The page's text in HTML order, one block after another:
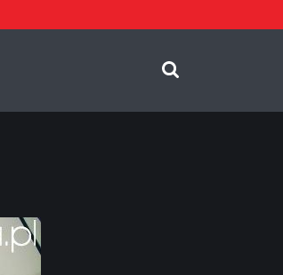
© Motocaina.pl All rights reserved.